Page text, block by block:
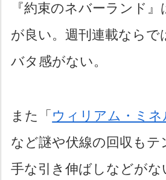
『約束のネバーランド
が良い。週刊連載ならで
バタ感がない。
また「 ウィリアム・ミ
など謎や伏線の回収もテ
手な引き伸ばしなどがな